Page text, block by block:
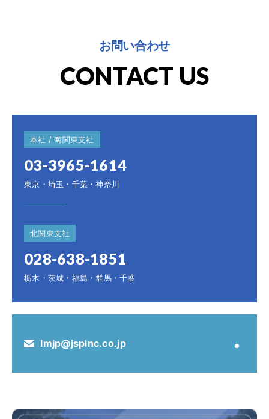
お問い合わせ
CONTACT US
本社 / 南関東支社
03-3965-1614
東京・埼玉・千葉・神奈川
北関東支社
028-638-1851
栃木・茨城・福島・群馬・千葉
lmjp@jspinc.co.jp